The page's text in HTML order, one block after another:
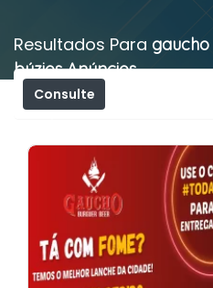
Resultados Para
búzios Anúncios
Consulte